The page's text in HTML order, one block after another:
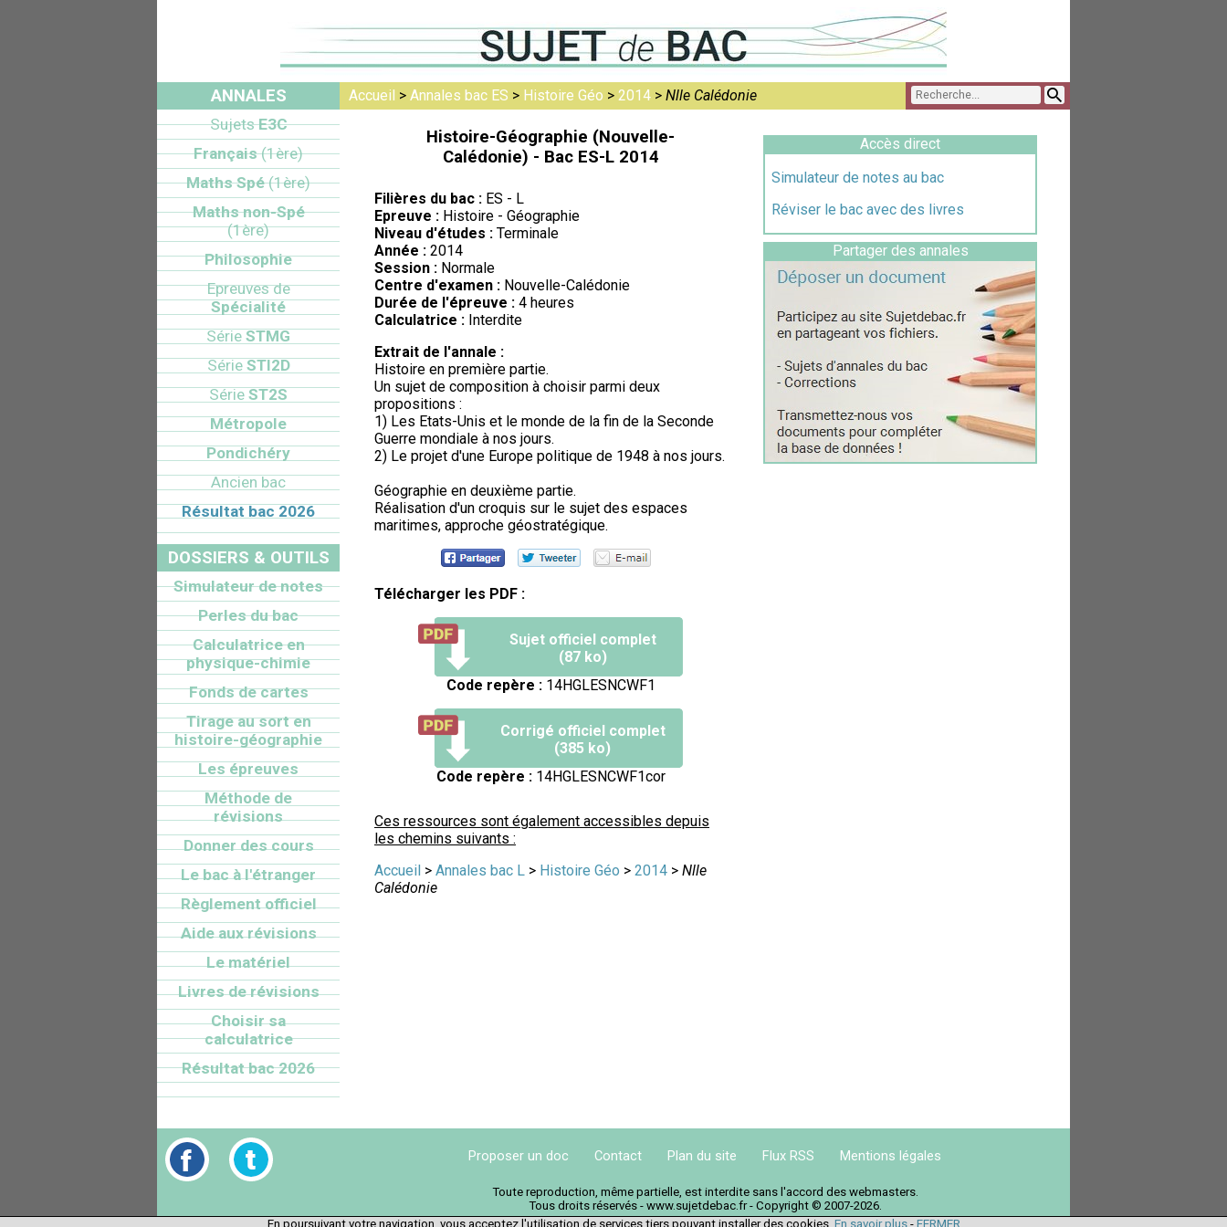
Accueil > Annales bac ES > Histoire Géo > 2014 > Nlle Calédonie
Histoire-Géographie (Nouvelle-
Calédonie) - Bac ES-L 2014
Filières du bac : ES - L
Epreuve : Histoire - Géographie
Niveau d'études : Terminale
Année : 2014
Session : Normale
Centre d'examen : Nouvelle-Calédonie
Durée de l'épreuve : 4 heures
Calculatrice : Interdite
Extrait de l'annale :
Histoire en première partie.
Un sujet de composition à choisir parmi deux
propositions :
1) Les Etats-Unis et le monde de la fin de la Seconde
Guerre mondiale à nos jours.
2) Le projet d'une Europe politique de 1948 à nos jours.
Géographie en deuxième partie.
Réalisation d'un croquis sur le sujet des espaces
maritimes, approche géostratégique.
Télécharger les PDF :
Sujet officiel complet
(87 ko)
Code repère :14HGLESNCWF1
Corrigé officiel complet
(385 ko)
Code repère :14HGLESNCWF1cor
Ces ressources sont également accessibles depuis
les chemins suivants :
Accueil > Annales bac L > Histoire Géo > 2014 > Nlle
Calédonie
Accès direct
Simulateur de notes au bac
Réviser le bac avec des livres
Partager des annales
ANNALES
SujetsE3C
Français(1ère)
Maths Spé(1ère)
Maths non-Spé
(1ère)
Philosophie
Epreuves de
Spécialité
Série STMG
SérieSTI2D
Série ST2S
Métropole
Pondichéry
Ancien bac
Résultat bac 2026
DOSSIERS & OUTILS
Simulateur de notes
Perles du bac
Calculatrice en
physique-chimie
Fonds de cartes
Tirage au sort en
histoire-géographie
Les épreuves
Méthode de
révisions
Donner des cours
Le bac à l'étranger
Règlement officiel
Aide aux révisions
Le matériel
Livres de révisions
Choisir sa
calculatrice
Résultat bac 2026
Proposer un doc Contact Plan du site Flux RSS Mentions légales
Toute reproduction, même partielle, est interdite sans l'accord des webmasters.
Tous droits réservés - www.sujetdebac.fr - Copyright © 2007-2026.
En poursuivant votre navigation, vous acceptez l'utilisation de services tiers pouvant installer des cookies. En savoir plus- FERMER